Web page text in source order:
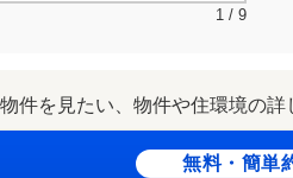
1 / 9
物件を見たい、物件や住環境の詳
無料・簡単